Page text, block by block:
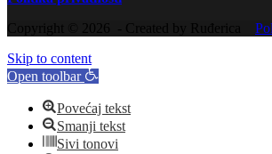
Copyright © 2026 - Created by Ruđerica
Skip to content
Open toolbar
Povećaj tekst
Smanji tekst
Sivi tonovi